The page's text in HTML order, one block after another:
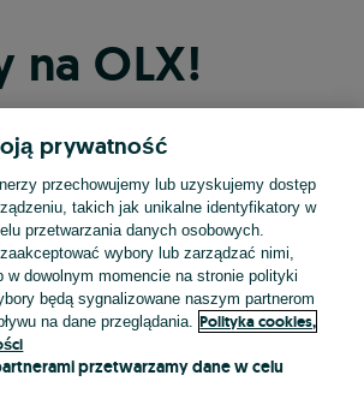
na OLX!
przez Facebooka
przez konto Apple
przez konto Google
LUB
prywatność
przechowujemy lub uzyskujemy dostęp
takich jak unikalne identyfikatory w
przetwarzania danych osobowych.
wybory lub zarządzać nimi,
w dowolnym momencie na stronie polityki
będą sygnalizowane naszym partnerom
na dane przeglądania.
Polityka cookies,
przetwarzamy dane w celu